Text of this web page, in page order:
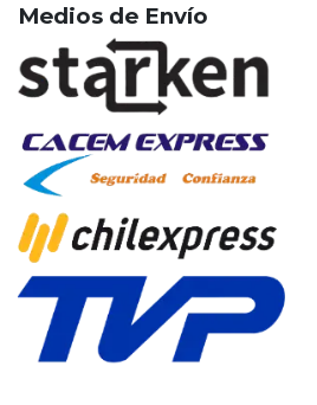
Medios de Envío